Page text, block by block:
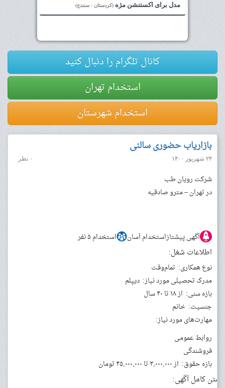
مدل برای اکستنشن مژه (کردستان - سنندج)
کانال تلگرام را دنبال کنید
استخدام تهران
استخدام شهرستان
بازاریاب حضوری سالنی
۲۴ شهریور ۱۴۰۰ ۰ نظر
شرکت رویان طب
در تهران – مترو صادقیه
آگهی پیشتازاستخدام آسان استخدام ۵ نفر
اطلاعات شغل:
نوع همکاری: تمام‌وقت
مدرک تحصیلی مورد نیاز: دیپلم
بازه سنی: از ۱۸ تا ۴۰ سال
جنسیت: خانم
مهارت‌های مورد نیاز:
روابط عمومی
فروشندگی
بازه حقوق: از ۳,۰۰۰,۰۰۰ تا ۴۵,۰۰۰,۰۰۰ تومان
متن کامل آگهی: